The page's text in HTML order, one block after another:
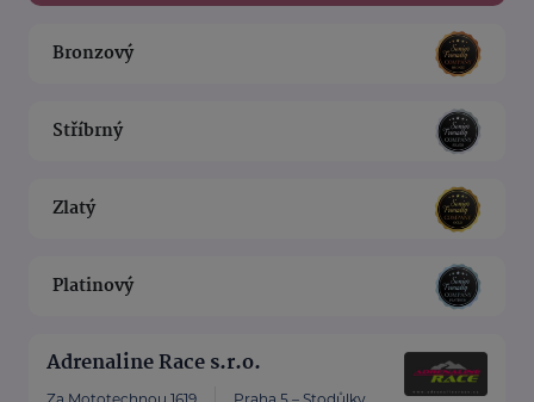
Bronzový
Stříbrný
Zlatý
Platinový
Adrenaline Race s.r.o.